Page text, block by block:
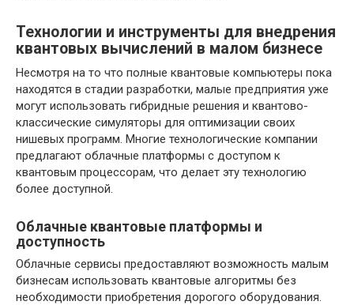
Технологии и инструменты для внедрения
квантовых вычислений в малом бизнесе
Несмотря на то что полные квантовые компьютеры пока
находятся в стадии разработки, малые предприятия уже
могут использовать гибридные решения и квантово-
классические симуляторы для оптимизации своих
нишевых программ. Многие технологические компании
предлагают облачные платформы с доступом к
квантовым процессорам, что делает эту технологию
более доступной.
Облачные квантовые платформы и
доступность
Облачные сервисы предоставляют возможность малым
бизнесам использовать квантовые алгоритмы без
необходимости приобретения дорогого оборудования.